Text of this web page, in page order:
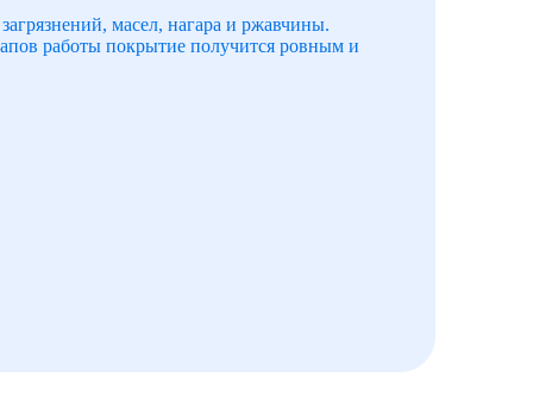
масел, нагара и ржавчины.
работы покрытие получится ровным и